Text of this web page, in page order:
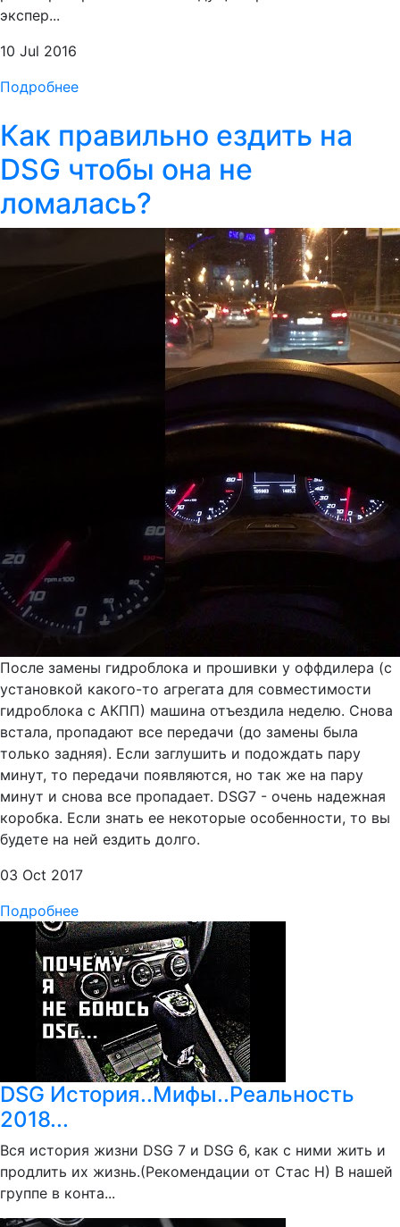
экспер...
10 Jul 2016
Подробнее
Как правильно ездить на
DSG чтобы она не
ломалась?
После замены гидроблока и прошивки у оффдилера (с
установкой какого-то агрегата для совместимости
гидроблока с АКПП) машина отъездила неделю. Снова
встала, пропадают все передачи (до замены была
только задняя). Если заглушить и подождать пару
минут, то передачи появляются, но так же на пару
минут и снова все пропадает. DSG7 - очень надежная
коробка. Если знать ее некоторые особенности, то вы
будете на ней ездить долго.
03 Oct 2017
Подробнее
DSG История..Мифы..Реальность
2018...
Вся история жизни DSG 7 и DSG 6, как с ними жить и
продлить их жизнь.(Рекомендации от Стас Н) В нашей
группе в конта...